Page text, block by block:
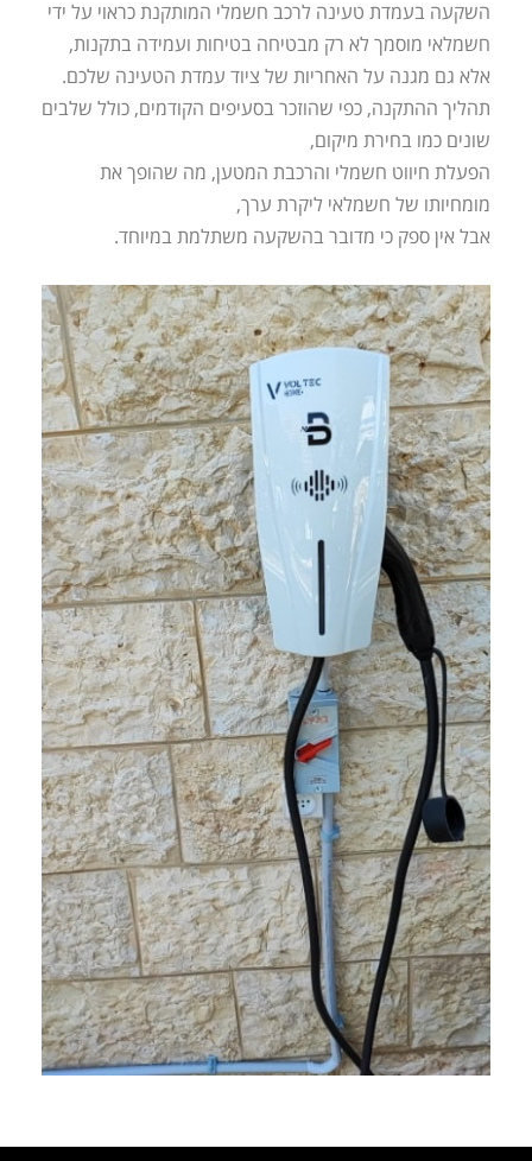
השקעה בעמדת טעינה לרכב חשמלי המותקנת כראוי על ידי
חשמלאי מוסמך לא רק מבטיחה בטיחות ועמידה בתקנות,
אלא גם מגנה על האחריות של ציוד עמדת הטעינה שלכם.
תהליך ההתקנה, כפי שהוזכר בסעיפים הקודמים, כולל שלבים
שונים כמו בחירת מיקום,
הפעלת חיווט חשמלי והרכבת המטען, מה שהופך את
מומחיותו של חשמלאי ליקרת ערך,
אבל אין ספק כי מדובר בהשקעה משתלמת במיוחד.